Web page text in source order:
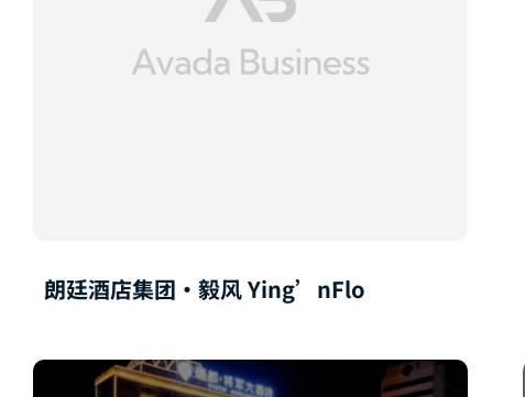
朗廷酒店集团·毅风 Ying’nFlo